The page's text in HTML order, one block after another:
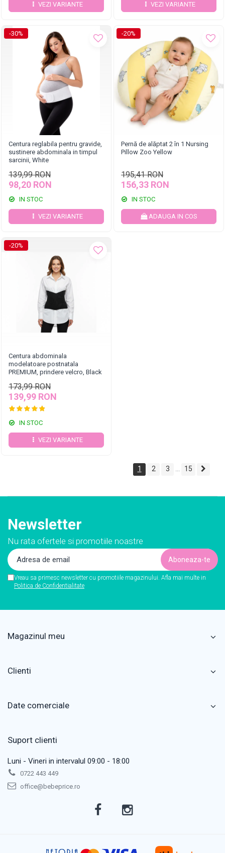
VEZI VARIANTE VEZI VARIANTE
-30%
Centura reglabila pentru gravide,
sustinere abdominala in timpul
sarcinii, White
139,99 RON
98,20 RON
IN STOC
VEZI VARIANTE
-20%
Pernă de alăptat 2 în 1 Nursing
Pillow Zoo Yellow
195,41 RON
156,33 RON
IN STOC
ADAUGA IN COS
-20%
Centura abdominala
modelatoare postnatala
PREMIUM, prindere velcro, Black
173,99 RON
139,99 RON
IN STOC
VEZI VARIANTE
1 2 3 ... 15
Newsletter
Nu rata ofertele si promotiile noastre
Vreau sa primesc newsletter cu promotiile magazinului. Afla mai multe in
Politica de Confidentialitate
Magazinul meu
Clienti
Date comerciale
Suport clienti
Luni - Vineri in intervalul 09:00 - 18:00
0722 443 449
office@bebeprice.ro